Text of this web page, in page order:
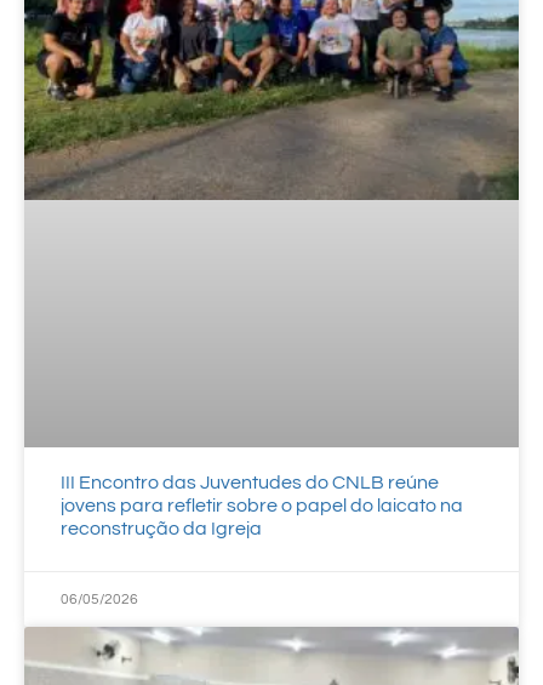
III Encontro das Juventudes do CNLB reúne
jovens para refletir sobre o papel do laicato na
reconstrução da Igreja
06/05/2026